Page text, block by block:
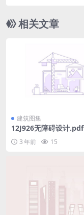
相关文章
建筑图集
12J926无障碍设计.pdf
3 年前 15